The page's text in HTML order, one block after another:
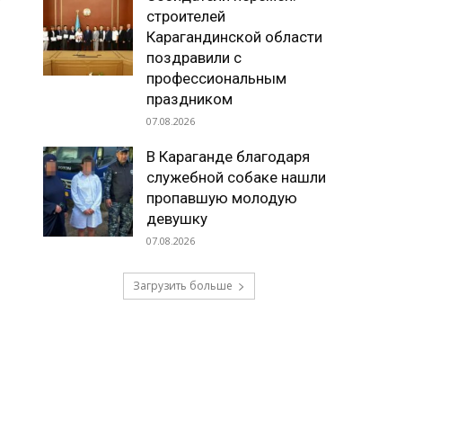
строителей
Карагандинской области
поздравили с
профессиональным
праздником
07.08.2026
В Караганде благодаря
служебной собаке нашли
пропавшую молодую
девушку
07.08.2026
Загрузить больше